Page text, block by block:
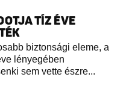
TÍZ ÉVE
biztonsági eleme, a
lényegében
sem vette észre...